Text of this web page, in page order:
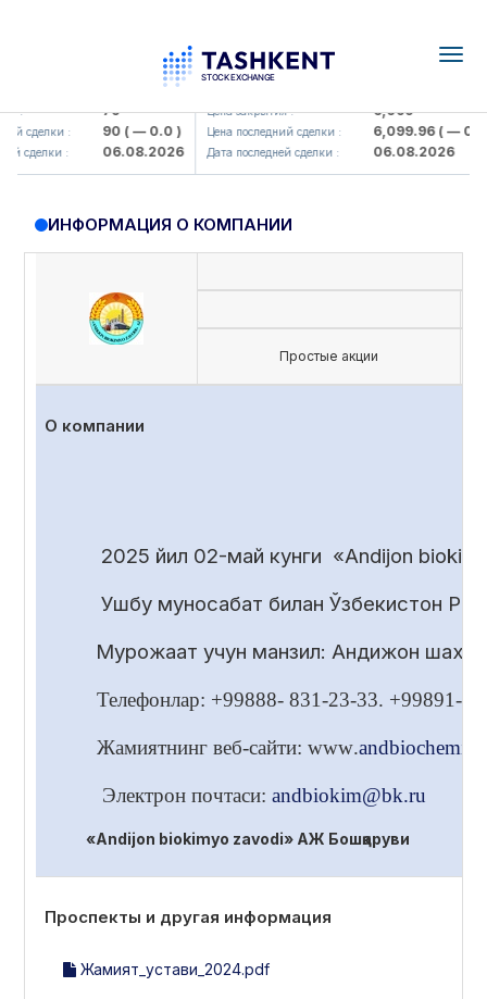
: 79
сделки : 90( — 0.0 )
сделки : 06.08.2026
UZMK (<O'zmetkombinat> AJ)
Цена закрытия : 6,099
Цена последний сделки : 6,099.96( — 0.0 )
Дата последней сделки : 06.08.2026
ИНФОРМАЦИЯ О КОМПАНИИ
Простые акции
О компании
2025 йил 02-май кунги «Andijon
Ушбу муносабат билан Ўзбекистон
Мурожаат учун манзил: Андижон
Телефонлар: +99888- 831-23-33. +99891-
Жамиятнинг веб-сайти: www.
Электрон почтаси: andbiokim@bk.ru
«Andijon biokimyo zavodi» АЖ Бошқаруви
Проспекты и другая информация
Жамият_устави_2024.pdf